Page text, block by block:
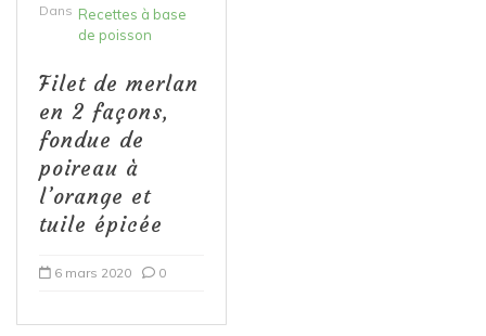
Dans Recettes à base
de poisson
Filet de merlan
en 2 façons,
fondue de
poireau à
l’orange et
tuile épicée
6 mars 2020 0